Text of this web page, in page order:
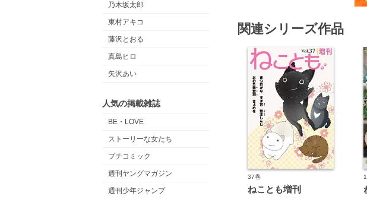
乃木坂太郎
東村アキコ
藤沢とおる
真島ヒロ
矢沢あい
人気の掲載雑誌
BE・LOVE
ストーリーな女たち
プチコミック
週刊ヤングマガジン
週刊少年ジャンプ
関連シリーズ作品
37巻
ねことも増刊